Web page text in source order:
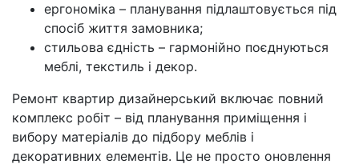
ергономіка – планування підлаштовується під
спосіб життя замовника;
стильова єдність – гармонійно поєднуються
меблі, текстиль і декор.
Ремонт квартир дизайнерський включає повний
комплекс робіт – від планування приміщення і
вибору матеріалів до підбору меблів і
декоративних елементів. Це не просто оновлення